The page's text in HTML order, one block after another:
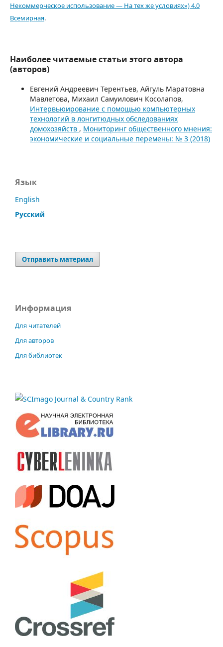
Некоммерческое использование — На тех же условиях») 4.0
Всемирная.
Наиболее читаемые статьи этого автора
(авторов)
Евгений Андреевич Терентьев, Айгуль Маратовна
Мавлетова, Михаил Самуилович Косолапов,
Интервьюирование с помощью компьютерных
технологий в лонгитюдных обследованиях
домохозяйств , Мониторинг общественного мнения:
экономические и социальные перемены: № 3 (2018)
Язык
English
Русский
Отправить материал
Информация
Для читателей
Для авторов
Для библиотек